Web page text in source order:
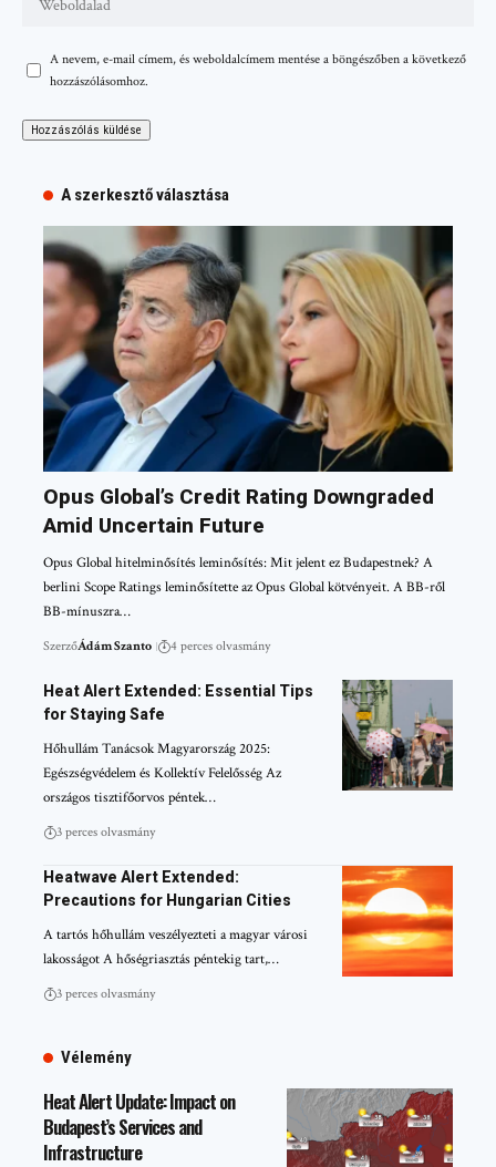
A nevem, e-mail címem, és weboldalcímem mentése a böngészőben a következő
hozzászólásomhoz.
A szerkesztő választása
Opus Global’s Credit Rating Downgraded
Amid Uncertain Future
Opus Global hitelminősítés leminősítés: Mit jelent ez Budapestnek? A
berlini Scope Ratings leminősítette az Opus Global kötvényeit. A BB-ről
BB-mínuszra…
SzerzőÁdám Szanto 4 perces olvasmány
Heat Alert Extended: Essential Tips
for Staying Safe
Hőhullám Tanácsok Magyarország 2025:
Egészségvédelem és Kollektív Felelősség Az
országos tisztifőorvos péntek…
3 perces olvasmány
Heatwave Alert Extended:
Precautions for Hungarian Cities
A tartós hőhullám veszélyezteti a magyar városi
lakosságot A hőségriasztás péntekig tart,…
3 perces olvasmány
Vélemény
Heat Alert Update: Impact on
Budapest’s Services and
Infrastructure